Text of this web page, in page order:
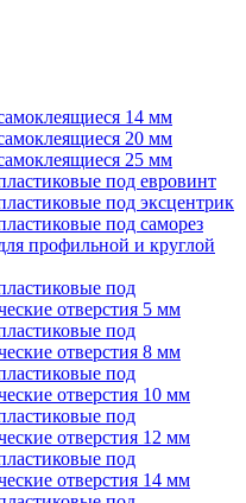
14 мм
20 мм
25 мм
под евровинт
под эксцентрик
под саморез
профильной и круглой
под
отверстия 5 мм
под
отверстия 8 мм
под
отверстия 10 мм
под
отверстия 12 мм
под
отверстия 14 мм